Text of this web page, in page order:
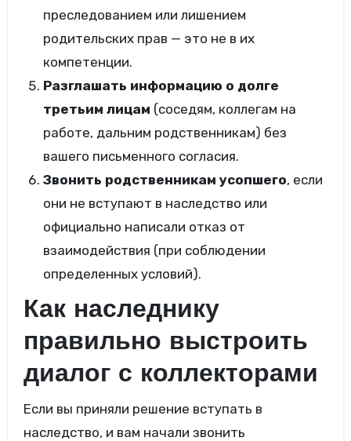
преследованием или лишением
родительских прав — это не в их
компетенции.
Разглашать информацию о долге
третьим лицам (соседям, коллегам на
работе, дальним родственникам) без
вашего письменного согласия.
Звонить родственникам усопшего, если
они не вступают в наследство или
официально написали отказ от
взаимодействия (при соблюдении
определенных условий).
Как наследнику
правильно выстроить
диалог с коллекторами
Если вы приняли решение вступать в
наследство, и вам начали звонить